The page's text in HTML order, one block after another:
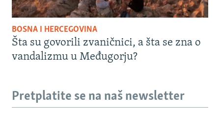
BOSNA I HERCEGOVINA
Šta su govorili zvaničnici, a šta se zna o
vandalizmu u Međugorju?
Pretplatite se na naš newsletter